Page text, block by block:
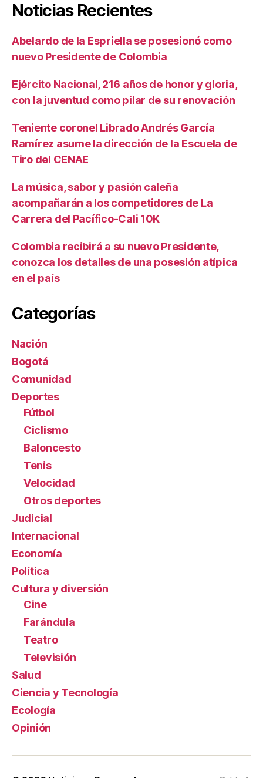
Noticias Recientes
Abelardo de la Espriella se posesionó como
nuevo Presidente de Colombia
Ejército Nacional, 216 años de honor y gloria,
con la juventud como pilar de su renovación
Teniente coronel Librado Andrés García
Ramírez asume la dirección de la Escuela de
Tiro del CENAE
La música, sabor y pasión caleña
acompañarán a los competidores de La
Carrera del Pacífico-Cali 10K
Colombia recibirá a su nuevo Presidente,
conozca los detalles de una posesión atípica
en el país
Categorías
Nación
Bogotá
Comunidad
Deportes
Fútbol
Ciclismo
Baloncesto
Tenis
Velocidad
Otros deportes
Judicial
Internacional
Economía
Política
Cultura y diversión
Cine
Farándula
Teatro
Televisión
Salud
Ciencia y Tecnología
Ecología
Opinión